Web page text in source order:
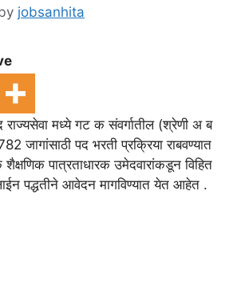
jobsanhita
राज्यसेवा मध्ये गट क संवर्गातील (श्रेणी अ ब
जागांसाठी पद भरती प्रक्रिया राबवण्यात
पात्रताधारक उमेदवारांकडून विहित
पद्धतीने आवेदन मागविण्यात येत आहेत .